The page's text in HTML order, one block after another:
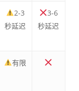
2-3
秒延迟
3-6
秒延迟
有限